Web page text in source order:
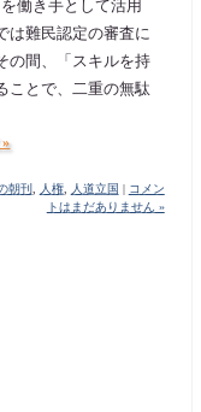
働き手として活用
は難民認定の審査に
の間、「スキルを持
ことで、二重の無駄
朝刊 , 人権, 人道立国
コメン
トはまだありません »